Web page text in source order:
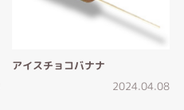
アイスチョコバナナ
2024.04.08